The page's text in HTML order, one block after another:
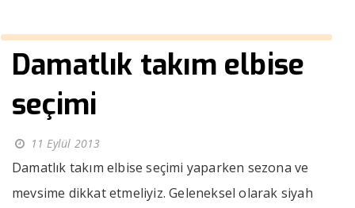
Damatlık takım elbise
seçimi
11 Eylül 2013
Damatlık takım elbise seçimi yaparken sezona ve
mevsime dikkat etmeliyiz. Geleneksel olarak siyah